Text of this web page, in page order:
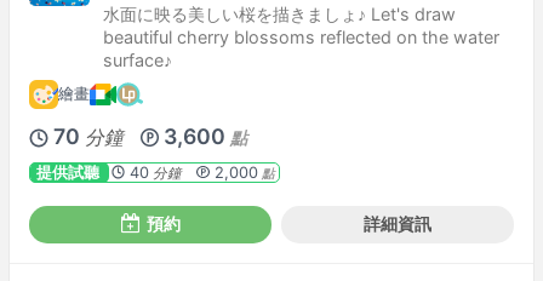
水面に映る美しい桜を描きましょ♪ Let's draw
beautiful cherry blossoms reflected on the water
surface♪
繪畫
70 分鐘 3,600 點
提供試聽 40 分鐘 2,000點
預約 詳細資訊